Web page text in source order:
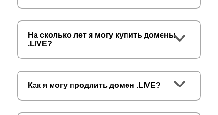
На сколько лет я могу купить домены
.LIVE?
Как я могу продлить домен .LIVE?